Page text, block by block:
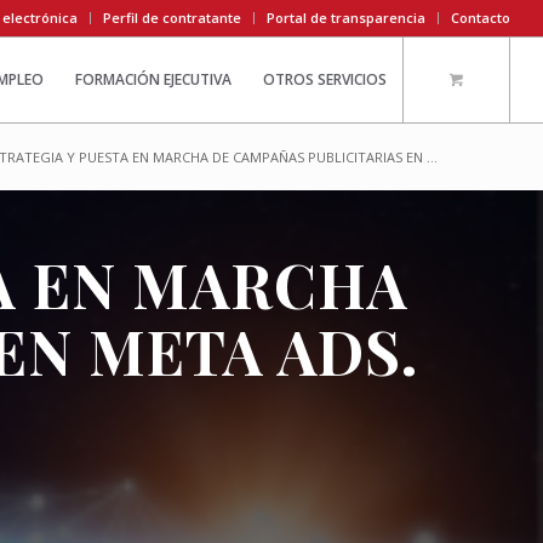
electrónica Perfil de contratante Portal de transparencia Contacto
FORMACIÓN EJECUTIVA OTROS SERVICIOS
Y PUESTA EN MARCHA DE CAMPAÑAS PUBLICITARIAS EN ...
EN MARCHA
META ADS.